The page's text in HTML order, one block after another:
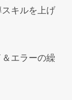
キルを上げ
エラーの繰